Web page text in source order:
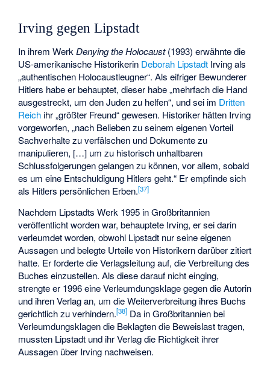
Irving gegen Lipstadt
In ihrem WerkDenying the Holocaust(1993) erwähnte die
US-amerikanische Historikerin Deborah Lipstadt Irving als
„authentischen Holocaustleugner“. Als eifriger Bewunderer
Hitlers habe er behauptet, dieser habe „mehrfach die Hand
ausgestreckt, um den Juden zu helfen“, und sei im Dritten
Reich ihr „größter Freund“ gewesen. Historiker hätten Irving
vorgeworfen, „nach Belieben zu seinem eigenen Vorteil
Sachverhalte zu verfälschen und Dokumente zu
manipulieren, […] um zu historisch unhaltbaren
Schlussfolgerungen gelangen zu können, vor allem, sobald
es um eine Entschuldigung Hitlers geht.“ Er empfinde sich
als Hitlers persönlichen Erben.[37]
Nachdem Lipstadts Werk 1995 in Großbritannien
veröffentlicht worden war, behauptete Irving, er sei darin
verleumdet worden, obwohl Lipstadt nur seine eigenen
Aussagen und belegte Urteile von Historikern darüber zitiert
hatte. Er forderte die Verlagsleitung auf, die Verbreitung des
Buches einzustellen. Als diese darauf nicht einging,
strengte er 1996 eine Verleumdungsklage gegen die Autorin
und ihren Verlag an, um die Weiterverbreitung ihres Buchs
gerichtlich zu verhindern.[38] Da in Großbritannien bei
Verleumdungsklagen die Beklagten die Beweislast tragen,
mussten Lipstadt und ihr Verlag die Richtigkeit ihrer
Aussagen über Irving nachweisen.